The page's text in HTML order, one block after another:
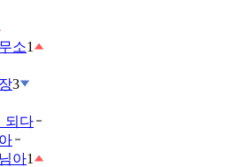
소1
3
되다
아1